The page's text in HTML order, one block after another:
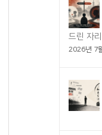
드린 자리
2026년 7